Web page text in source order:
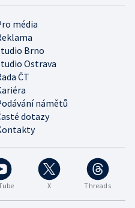
X Threads
média
Brno
Ostrava
ČT
námětů
dotazy